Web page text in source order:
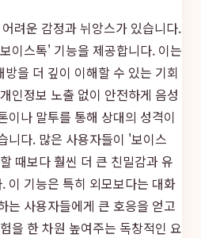
려운 감정과 뉘앙스가 있습니다.
이스톡' 기능을 제공합니다. 이는
을 더 깊이 이해할 수 있는 기회
인정보 노출 없이 안전하게 음성
이나 말투를 통해 상대의 성격이
니다. 많은 사용자들이 '보이스
때보다 훨씬 더 큰 친밀감과 유
이 기능은 특히 외모보다는 대화
는 사용자들에게 큰 호응을 얻고
을 한 차원 높여주는 독창적인 요